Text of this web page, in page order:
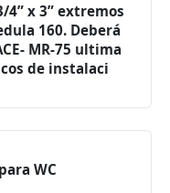
x 3” extremos
160. Deberá
MR-75 ultima
de instalaci
WC